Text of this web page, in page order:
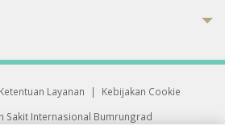
Ketentuan Layanan |
Kebijakan Cookie
Sakit Internasional Bumrungrad